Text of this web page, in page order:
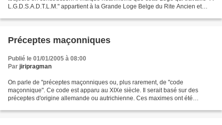
L.G.D.S.A.D.T.L.M." appartient à la Grande Loge Belge du Rite Ancien et
Préceptes maçonniques
Publié le 01/01/2005 à 08:00
Par jiripragman
On parle de "préceptes maçonniques ou, plus rarement, de "code
maçonnique". Ce code est apparu au XIXe siècle. Il serait basé sur des
préceptes d'origine allemande ou autrichienne. Ces maximes ont été